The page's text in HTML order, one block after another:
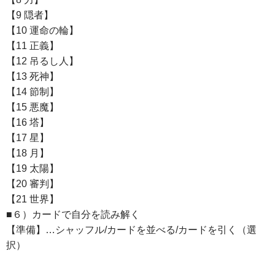
【9 隠者】
【10 運命の輪】
【11 正義】
【12 吊るし人】
【13 死神】
【14 節制】
【15 悪魔】
【16 塔】
【17 星】
【18 月】
【19 太陽】
【20 審判】
【21 世界】
■６）カードで自分を読み解く
【準備】…シャッフル/カードを並べる/カードを引く（選
択）